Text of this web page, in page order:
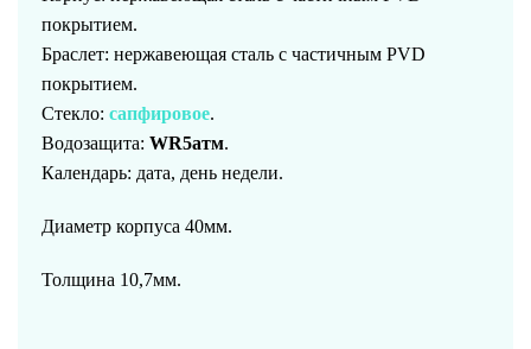
покрытием.
Браслет: нержавеющая сталь с частичным PVD
покрытием.
Стекло: сапфировое.
Водозащита: WR5атм.
Календарь: дата, день недели.
Диаметр корпуса 40мм.
Толщина 10,7мм.